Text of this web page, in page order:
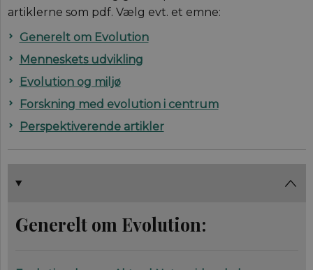
artiklerne som pdf. Vælg evt. et emne:
Generelt om Evolution
Menneskets udvikling
Evolution og miljø
Forskning med evolution i centrum
Perspektiverende artikler
Generelt om Evolution: